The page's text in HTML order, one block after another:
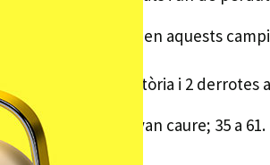
i continua invicta en aquests
la taula amb 1 victòria i 2 derrotes
cap de setmana i van caure; 35 a